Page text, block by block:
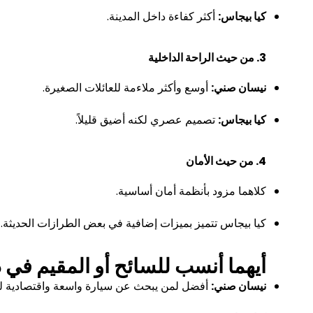
كيا بيجاس: أكثر كفاءة داخل المدينة.
3. من حيث الراحة الداخلية
نيسان صني: أوسع وأكثر ملاءمة للعائلات الصغيرة.
كيا بيجاس: تصميم عصري لكنه أضيق قليلاً.
4. من حيث الأمان
كلاهما مزود بأنظمة أمان أساسية.
كيا بيجاس تتميز بميزات إضافية في بعض الطرازات الحديثة.
أيهما أنسب للسائح أو المقيم
نيسان صني: أفضل لمن يبحث عن سيارة واسعة واقتصادية